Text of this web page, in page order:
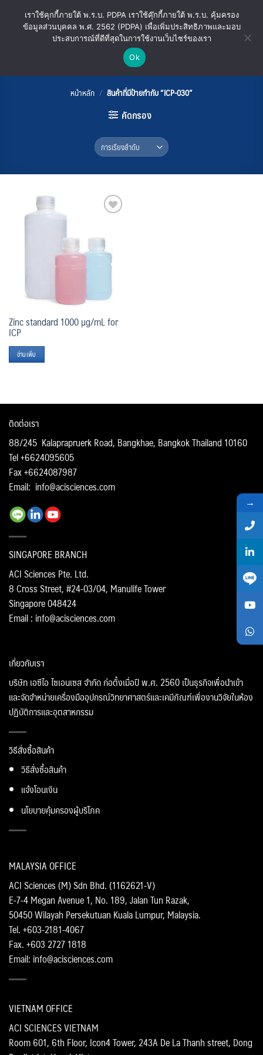
ICP-030
หน้าหลัก / สินค้าที่มีป้ายกำกับ “ICP-030”
คัดกรอง
wishlist
Zinc standard 1000 µg/mL for
ICP
อ่านเพิ่ม
ติดต่อเรา
88/245 Kalaprapruerk Road, Bangkhae, Bangkok Thailand 10160
Tel +6624095605
Fax +6624087987
Email: info@acisciences.com
SINGAPORE BRANCH
ACI Sciences Pte. Ltd.
8 Cross Street, #24-03/04, Manulife Tower
Singapore 048424
Email : info@acisciences.com
MALAYSIA OFFICE
ACI Sciences (M) Sdn Bhd. (1162621-V)
E-7-4 Megan Avenue 1, No. 189, Jalan Tun Razak,
50450 Wilayah Persekutuan Kuala Lumpur, Malaysia.
Tel. +603-2181-4067
Fax. +603 2727 1818
Email: info@acisciences.com
VIETNAM OFFICE
ACI SCIENCES VIETNAM
Room 601, 6th Floor, Icon4 Tower, 243A De La Thanh street, Dong
เกี่ยวกับเรา
บริษัท เอซีไอ ไซเอนเซส จำกัด ก่อตั้งเมื่อปี พ.ศ. 2560 เป็นธุรกิจเพื่อนำเข้า
และจัดจำหน่ายเครื่องมืออุปกรณ์วิทยาศาสตร์และเคมีภัณฑ์เพื่องานวิจัยในห้อง
ปฏิบัติการและอุตสาหกรรม
วิธีสั่งซื้อสินค้า
วิธีสั่งซื้อสินค้า
แจ้งโอนเงิน
นโยบายคุ้มครองผู้บริโภค
→
เราใช้คุกกี้ภายใต้ พ.ร.บ. PDPA เราใช้คุ๊กกี้ภายใต้ พ.ร.บ. คุ้มครอง
ข้อมูลส่วนบุคคล พ.ศ. 2562 (PDPA) เพื่อเพิ่มประสิทธิภาพและมอบ
ประสบการณ์ที่ดีที่สุดในการใช้งานเว็บไซร์ของเรา
Ok